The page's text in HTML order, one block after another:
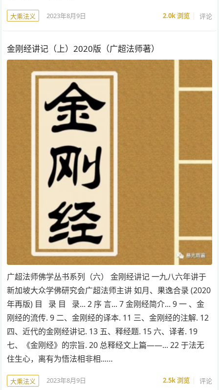
大乘法义 2023年8月9日 2.0k浏览 评论
金刚经讲记（上）2020版（广超法师著）
广超法师佛学丛书系列（六） 金刚经讲记 一九八六年讲于
新加坡大众学佛研究会广超法师主讲 如月、果逸合录 (2020
年再版) 目 录 目 录... 2 序 言... 7 金刚经简介... 9 一 、金
刚经的流传. 9 二、金刚经的译本. 11 三、金刚经的注解. 12
四、近代的金刚经讲记. 13 五、释经题. 15 六、译者. 19
七、《金刚经》的宗旨. 20 总释经文上篇——... 22 于法无
住生心，离有为悟法相非相...…
大乘法义 2023年8月9日 2.5k浏览 评论